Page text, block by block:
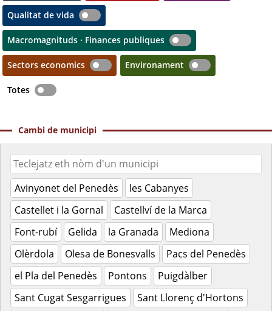
Qualitat de vida
Macromagnituds · Finances publiques
Sectors economics Environament
Totes
Cambi de municipi
Avinyonet del Penedès
les Cabanyes
Castellet i la Gornal
Castellví de la Marca
Font-rubí
Gelida la Granada
Mediona
Olèrdola
Olesa de Bonesvalls
Pacs del Penedès
el Pla del Penedès
Pontons
Puigdàlber
Sant Cugat Sesgarrigues
Sant Llorenç d'Hortons